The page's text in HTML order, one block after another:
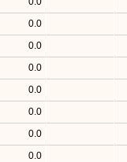
0.0
0.0
0.0
0.0
0.0
0.0
0.0